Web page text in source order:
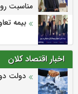
مناسبت
بیمه
اخبار اقتصاد کلان
دولت